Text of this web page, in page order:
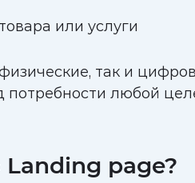
или услуги
так и
потребности любой
page?